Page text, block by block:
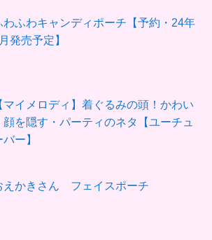
わふわキャンディポーチ【予約・24年
発売予定】
マイメロディ】着ぐるみの頭！かわい
顔を隠す・パーティのネタ【ユーチュ
バー】
えかきさん フェイスポーチ